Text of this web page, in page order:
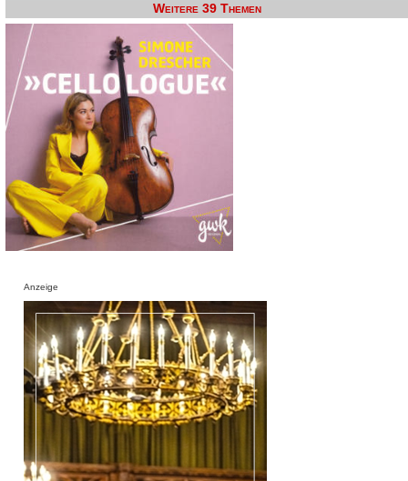
Weitere 39 Themen
Anzeige